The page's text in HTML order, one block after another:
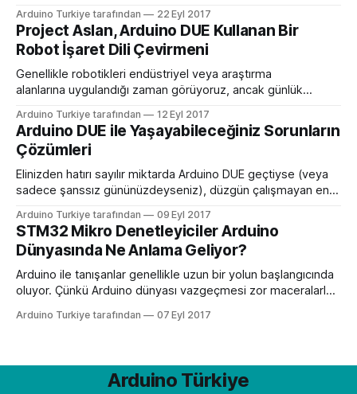
dizüstü bilgisayarda klavye taklit etmek için Arduino
Leonardo’nun yanında parmak hareketlerini almak için bir
Skywriter cihazı kullanarak eşsiz bir arayüz oluşturarak bunu
yaptı. Skywriter
Arduino Turkiye tarafından 22 Eyl 2017
Project Aslan, Arduino DUE Kullanan Bir
Robot İşaret Dili Çevirmeni
Genellikle robotikleri endüstriyel veya araştırma
alanlarına uygulandığı zaman görüyoruz, ancak günlük
görme engelli insanlar için kişisel rehber görevi gören
mutfak botu, engellilerin yemek yapmasına yardımcı olabilir.
Veya – ve bu gerçek – işaret dili çevirmeni işlevi gören robot
kolu. Sınıflarda, mahkemelerde ve evde, bu
Arduino Turkiye tarafından 12 Eyl 2017
Arduino DUE ile Yaşayabileceğiniz Sorunların
Çözümleri
Elinizden hatırı sayılır miktarda Arduino DUE geçtiyse (veya
sadece şanssız gününüzdeyseniz), düzgün çalışmayan en
her zaman cihazı çöpe atmanız gerekmeyebilir. Birçok
Arduino DUE sorununu çözmek için çeşitli yöntemler var.
Diyelim ki Arduino DUE ile çalışmaya başlayacaksınız. Bunun
için Arduino’yu açtınız
Arduino Turkiye tarafından 09 Eyl 2017
STM32 Mikro Denetleyiciler Arduino
Dünyasında Ne Anlama Geliyor?
Arduino ile tanışanlar genellikle uzun bir yolun başlangıcında
oluyor. Çünkü Arduino dünyası vazgeçmesi zor maceralarla
nedenle Arduino dünyasıyla sizi buluşturmak için biz de
projeler için yeterli
Arduino Turkiye tarafından 07 Eyl 2017
Arduino Türkiye